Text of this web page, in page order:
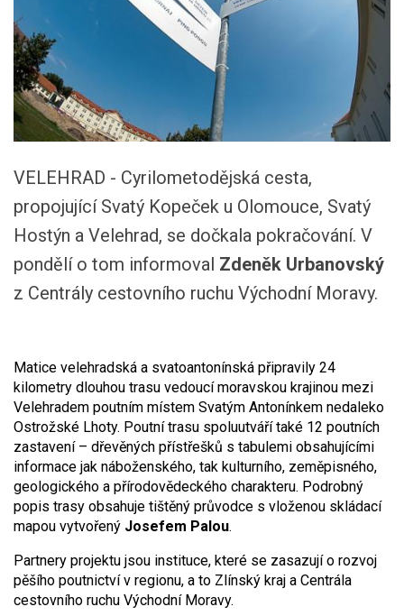
VELEHRAD - Cyrilometodějská cesta,
propojující Svatý Kopeček u Olomouce, Svatý
Hostýn a Velehrad, se dočkala pokračování. V
pondělí o tom informoval Zdeněk Urbanovský
z Centrály cestovního ruchu Východní Moravy.
Matice velehradská a svatoantonínská připravily 24
kilometry dlouhou trasu vedoucí moravskou krajinou mezi
Velehradem poutním místem Svatým Antonínkem nedaleko
Ostrožské Lhoty. Poutní trasu spoluutváří také 12 poutních
zastavení – dřevěných přístřešků s tabulemi obsahujícími
informace jak náboženského, tak kulturního, zeměpisného,
geologického a přírodovědeckého charakteru. Podrobný
popis trasy obsahuje tištěný průvodce s vloženou skládací
mapou vytvořený Josefem Palou.
Partnery projektu jsou instituce, které se zasazují o rozvoj
pěšího poutnictví v regionu, a to Zlínský kraj a Centrála
cestovního ruchu Východní Moravy.